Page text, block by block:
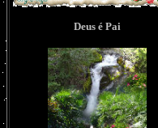
Deus é Pai